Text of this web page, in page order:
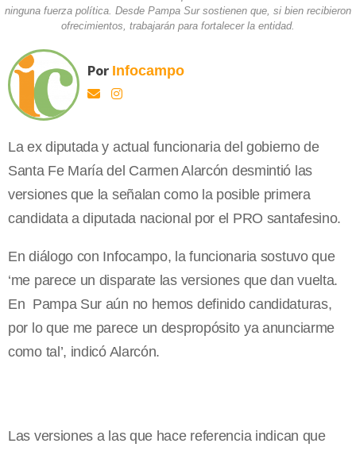
ninguna fuerza política. Desde Pampa Sur sostienen que, si bien recibieron
ofrecimientos, trabajarán para fortalecer la entidad.
Por Infocampo
La ex diputada y actual funcionaria del gobierno de
Santa Fe María del Carmen Alarcón desmintió las
versiones que la señalan como la posible primera
candidata a diputada nacional por el PRO santafesino.
En diálogo con Infocampo, la funcionaria sostuvo que
‘me parece un disparate las versiones que dan vuelta.
En Pampa Sur aún no hemos definido candidaturas,
por lo que me parece un despropósito ya anunciarme
como tal’, indicó Alarcón.
Las versiones a las que hace referencia indican que